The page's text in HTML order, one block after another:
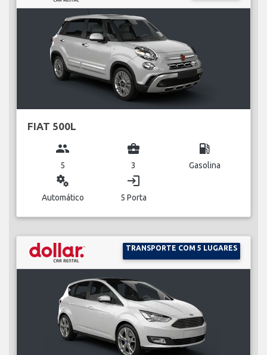
FIAT 500L
group
5
business_center
3
local_gas_station
Gasolina
miscellaneous_services
Automático
login
5 Porta
TRANSPORTE COM 5 LUGARES